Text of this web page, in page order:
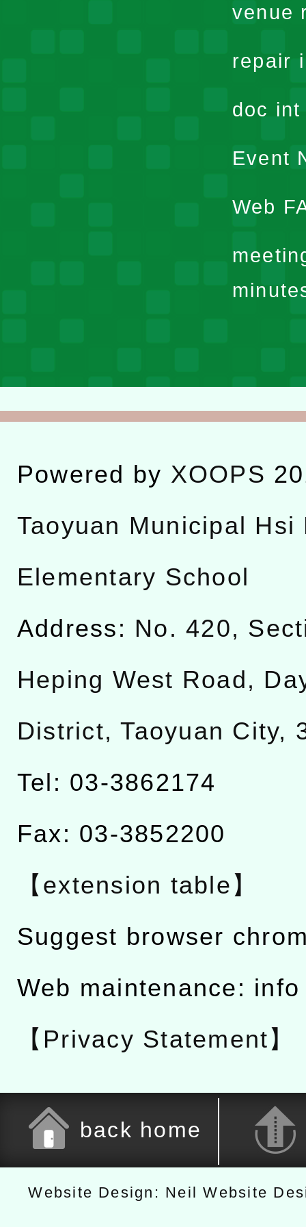
venue
repair
doc
Event
Web
Powered by XOOPS
Taoyuan Municipal Hsi
Elementary School
Address: No. 420,
Heping West Road,
District, Taoyuan City,
Tel: 03-3862174
Fax: 03-3852200
【extension table】
Suggest browser
Web maintenance:
【Privacy Statement】
back home
Website Design: Neil Website